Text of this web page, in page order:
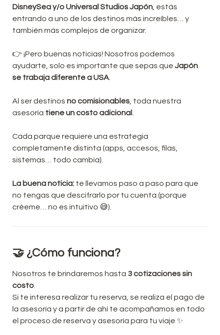
DisneySea y/o Universal Studios Japón , estás
entrando a uno de los destinos más increíbles… y
también más complejos de organizar.
👉 ¡Pero buenas noticias! Nosotros podemos
ayudarte, solo es importante que sepas que Japón
se trabaja diferente a USA
Al ser destinos no comisionables , toda nuestra
asesoría tiene un costo adicional
Cada parque requiere una estrategia
completamente distinta (apps, accesos, filas,
sistemas… todo cambia).
La buena noticia: te llevamos paso a paso para que
no tengas que descifrarlo por tu cuenta (porque
créeme… no es intuitivo 😅).
🤝 ¿Cómo funciona?
Nosotros te brindaremos hasta 3 cotizaciones sin
costo
Si te interesa realizar tu reserva, se realiza el pago de
la asesoría y a partir de ahí te acompañamos en todo
el proceso de reserva y asesoría para tu viaje ✨